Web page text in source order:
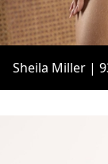
Sheila Miller |